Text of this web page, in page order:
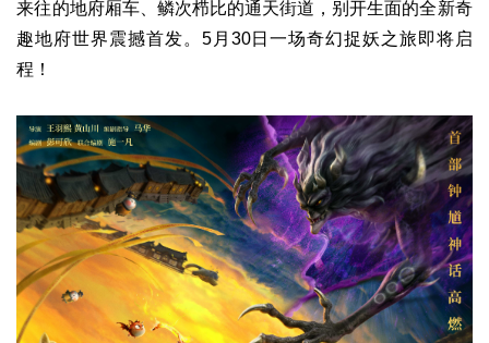
来往的地府厢车、鳞次栉比的通天街道，别开生面的全新奇
趣地府世界震撼首发。5月30日一场奇幻捉妖之旅即将启
程！